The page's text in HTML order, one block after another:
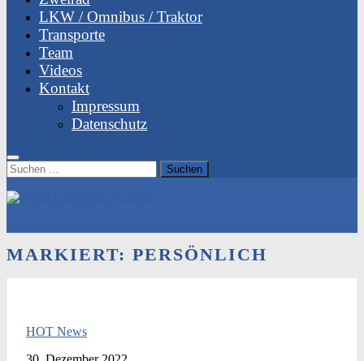
LKW / Omnibus / Traktor
Transporte
Team
Videos
Kontakt
Impressum
Datenschutz
Suchen
nach:
MARKIERT: PERSÖNLICH
HOT News